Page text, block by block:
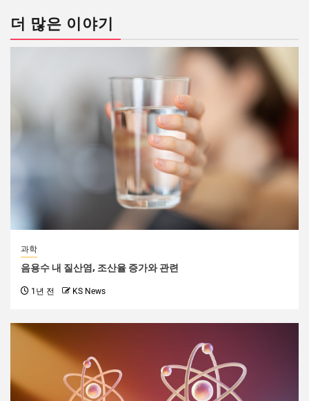
더 많은 이야기
과학
음용수 내 질산염, 조산율 증가와 관련
1년 전 KS News